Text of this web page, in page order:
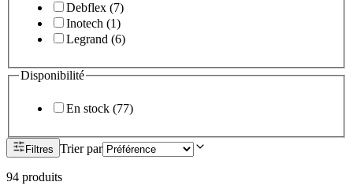
Debflex (7)
Inotech (1)
Legrand (6)
Disponibilité
En stock (77)
Filtres Trier par
94 produits